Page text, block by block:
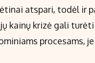
atspari, todėl ir
kainų krizė gali
procesams,